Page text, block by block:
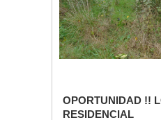
OPORTUNIDAD !!
RESIDENCIAL